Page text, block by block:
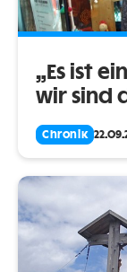
„Es ist
wir sind
Chronik